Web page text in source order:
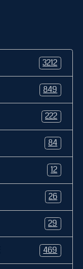
3212
849
222
84
12
26
29
469